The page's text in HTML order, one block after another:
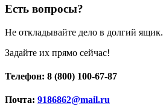
Есть вопросы?
Не откладывайте дело в долгий ящик.
Задайте их прямо сейчас!
Телефон: 8 (800) 100-67-87
Почта: 9186862@mail.ru